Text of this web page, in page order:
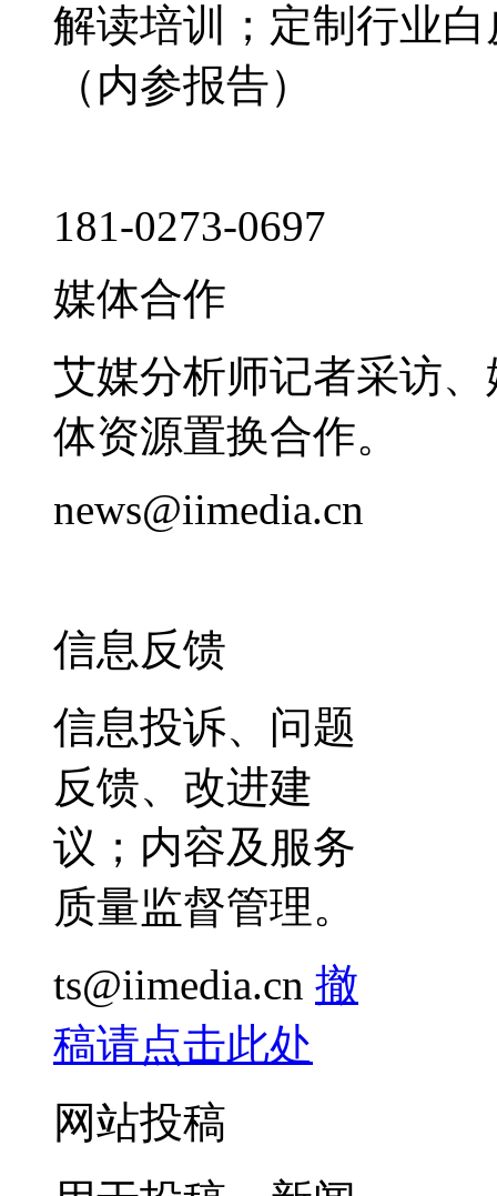
解读培训；定制行业
（内参报告）
181-0273-0697
媒体合作
艾媒分析师记者采访
体资源置换合作。
news@iimedia.cn
信息反馈
信息投诉、问题
反馈、改进建
议；内容及服务
质量监督管理。
ts@iimedia.cn 撤
稿请点击此处
网站投稿